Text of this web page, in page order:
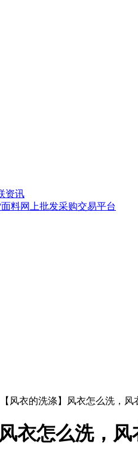
资讯
风衣的洗涤】风衣怎么洗，风
衣怎么洗，